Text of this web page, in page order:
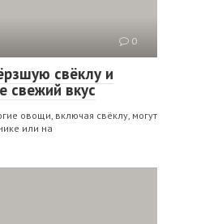
0
свёклу и
свежий вкус
овощи, включая свёклу, могут
или на